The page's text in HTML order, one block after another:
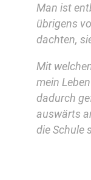
Man ist
übrigens
dachten,
Mit
mein
dadurch
auswärts
die Schule